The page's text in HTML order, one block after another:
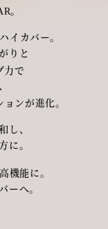
。
イカバー。
りと
力で
ンが進化。
し、
に。
機能に。
ーへ。